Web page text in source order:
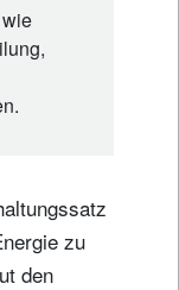
zu
den